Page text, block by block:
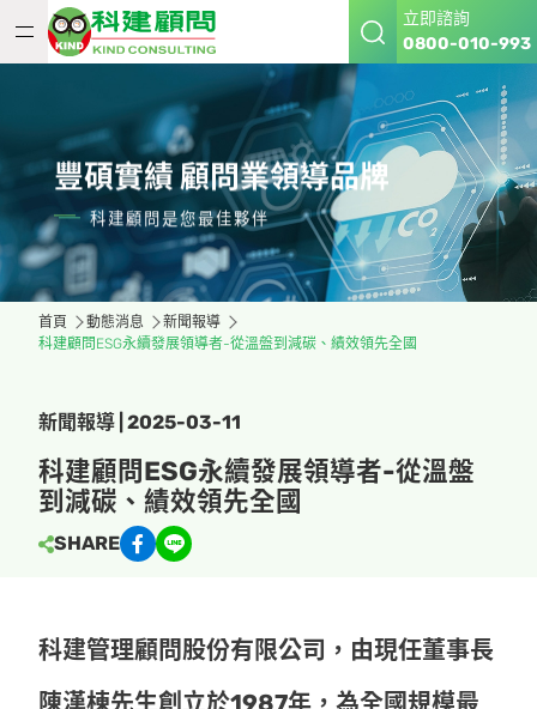
立即諮詢
0800-010-993
豐碩實績 顧問業領導品牌
科建顧問是您最佳夥伴
首頁 動態消息
新聞報導
科建顧問ESG永續發展領導者-從溫盤到減碳、績效領先全國
新聞報導 | 2025-03-11
科建顧問ESG永續發展領導者-從溫盤
到減碳、績效領先全國
SHARE
科建管理顧問股份有限公司，由現任董事長
陳漢棟先生創立於1987年，為全國規模最